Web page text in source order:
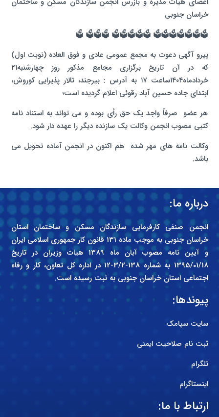
خراسان جنوبی
🗳️🗳️🗳️🗳️🗳️🗳️🗳️ 🗳️🗳️🗳️🗳️🗳️ 🗳️🗳️🗳️ 🗳️
پیرو آگهی دعوت به مجمع عمومی عادی و فوق العاده (نوبت اول)
که در آن تاریخ برگزاری مجامع مذکور روز چهارشنبه۲۱
خردادماه۱۴۰۴ساعت ۱۷ به آدرس : بیرجند، تالار پذیرایی کوروش،
ابتدای جاده حسین آباد رقوئی اعلام گردیده است؛
هر عضو صرفاً واجد یک حق رأی بوده و می تواند به استناد نامه
کتبی مصوب انجمن وکالت یک سازنده دیگر را عهده دار شود.
وکالت نامه های مهر شده هم اکنون در انجمن آماده تحویل می
باشد.
درباره ما:
انجمن صنفی کارفرمایی سازندگان مسکن و ساختمان استان
خراسان جنوبی به موجب ماده 131 قانون کار جمهوری اسلامی ایران
و آیین نامه مصوب آبان ماه 1389 هیات وزیران در تاریخ
1395/01/18 به شماره 138-3/2-12 در اداره کل تعاون، کار و رفاه
اجتماعی استان خراسان جنوبی به ثبت رسیده است.
پیوندها:
سایت سپامک
ثبت نام صلاحیت ایمنی
تلگرام
اینستاگرام
ارتباط با ما: